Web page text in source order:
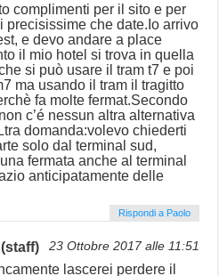
complimenti per il sito e per
precisissime che date.Io arrivo
e devo andare a place
il mio hotel si trova in quella
si può usare il tram t7 e poi
ma usando il tram il tragitto
fa molte fermat.Secondo
c’é nessun altra alternativa
domanda:volevo chiederti
solo dal terminal sud,
fermata anche al terminal
anticipatamente delle
Rispondi a Paolo
23 Ottobre 2017 alle 11:51
lascerei perdere il